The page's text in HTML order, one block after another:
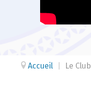
Accueil Le Club